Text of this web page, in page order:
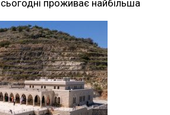
остання велика спроба
завойовників
кульмінацією найбільшого